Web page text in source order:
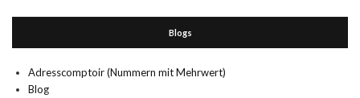
Blogs
Adresscomptoir (Nummern mit Mehrwert)
Blog